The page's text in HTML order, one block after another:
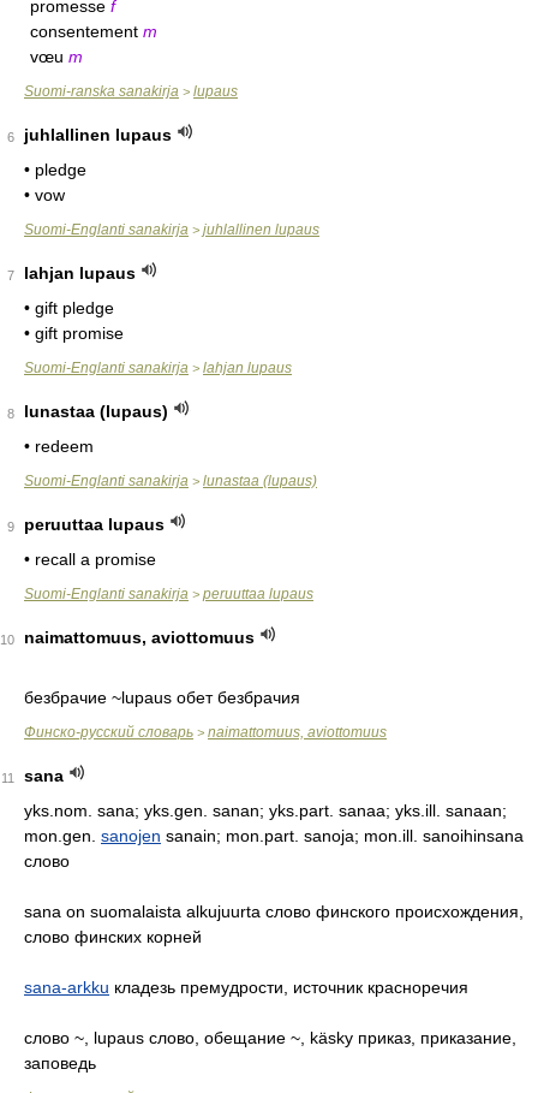
promesse f
consentement m
vœu m
Suomi-ranska sanakirja > lupaus
6
juhlallinen lupaus
• pledge
• vow
Suomi-Englanti sanakirja > juhlallinen lupaus
7
lahjan lupaus
• gift pledge
• gift promise
Suomi-Englanti sanakirja > lahjan lupaus
8
lunastaa (lupaus)
• redeem
Suomi-Englanti sanakirja > lunastaa (lupaus)
9
peruuttaa lupaus
• recall a promise
Suomi-Englanti sanakirja > peruuttaa lupaus
10 naimattomuus, aviottomuus
безбрачие ~lupaus обет безбрачия
Финско-русский словарь > naimattomuus, aviottomuus
11
sana
yks.nom. sana; yks.gen. sanan; yks.part. sanaa; yks.ill. sanaan;
mon.gen. sanojen sanain; mon.part. sanoja; mon.ill. sanoihinsana
слово
sana on suomalaista alkujuurta слово финского происхождения,
слово финских корней
sana-arkku кладезь премудрости, источник красноречия
слово ~, lupaus слово, обещание ~, käsky приказ, приказание,
заповедь